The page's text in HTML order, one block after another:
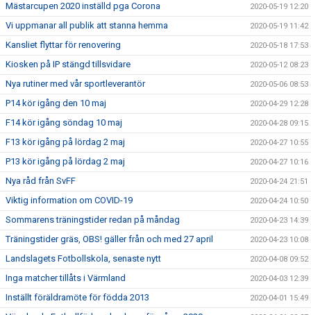
Mästarcupen 2020 inställd pga Corona 2020-05-19 12:20
Vi uppmanar all publik att stanna hemma 2020-05-19 11:42
Kansliet flyttar för renovering 2020-05-18 17:53
Kiosken på IP stängd tillsvidare 2020-05-12 08:23
Nya rutiner med vår sportleverantör 2020-05-06 08:53
P14 kör igång den 10 maj 2020-04-29 12:28
F14 kör igång söndag 10 maj 2020-04-28 09:15
F13 kör igång på lördag 2 maj 2020-04-27 10:55
P13 kör igång på lördag 2 maj 2020-04-27 10:16
Nya råd från SvFF 2020-04-24 21:51
Viktig information om COVID-19 2020-04-24 10:50
Sommarens träningstider redan på måndag 2020-04-23 14:39
Träningstider gräs, OBS! gäller från och med 27 april 2020-04-23 10:08
Landslagets Fotbollskola, senaste nytt 2020-04-08 09:52
Inga matcher tillåts i Värmland 2020-04-03 12:39
Inställt föräldramöte för födda 2013 2020-04-01 15:49